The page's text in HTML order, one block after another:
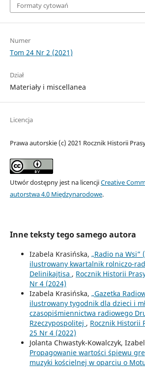
Formaty cytowań
Numer
Tom 24 Nr 2 (2021)
Dział
Materiały i miscellanea
Licencja
Prawa autorskie (c) 2021 Rocznik Historii
Utwór dostępny jest na licencjiCreative
autorstwa 4.0 Międzynarodowe.
Inne teksty tego samego autora
Izabela Krasińska, „Radio na Wsi”
ilustrowany kwartalnik rolniczo-
Delinikajtisa , Rocznik Historii
Nr 4 (2024)
Izabela Krasińska, „Gazetka
ilustrowany tygodnik dla dzieci i
czasopiśmiennictwa radiowego
Rzeczypospolitej , Rocznik Historii
25 Nr 4 (2022)
Jolanta Chwastyk-Kowalczyk,
Propagowanie wartości śpiewu
muzyki kościelnej w oparciu o